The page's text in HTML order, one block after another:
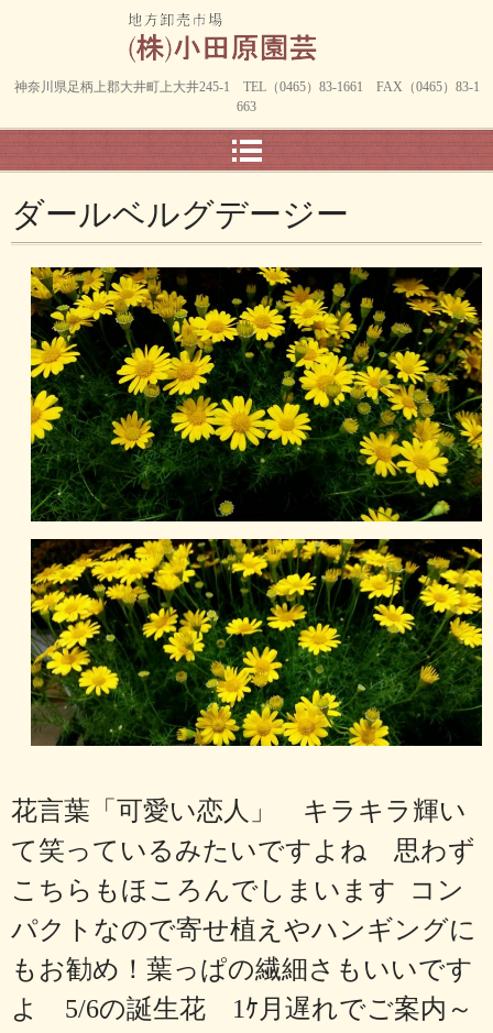
神奈川県足柄上郡大井町上大井245-1 TEL（0465）83-1661 FAX（0465）83-1
663
ダールベルグデージー
花言葉「可愛い恋人」 キラキラ輝い
て笑っているみたいですよね 思わず
こちらもほころんでしまいます コン
パクトなので寄せ植えやハンギングに
もお勧め！葉っぱの繊細さもいいです
よ 5/6の誕生花 1ｹ月遅れでご案内～